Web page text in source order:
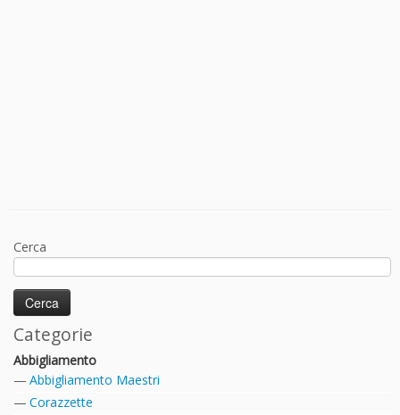
Cerca
Categorie
Abbigliamento
Abbigliamento Maestri
Corazzette